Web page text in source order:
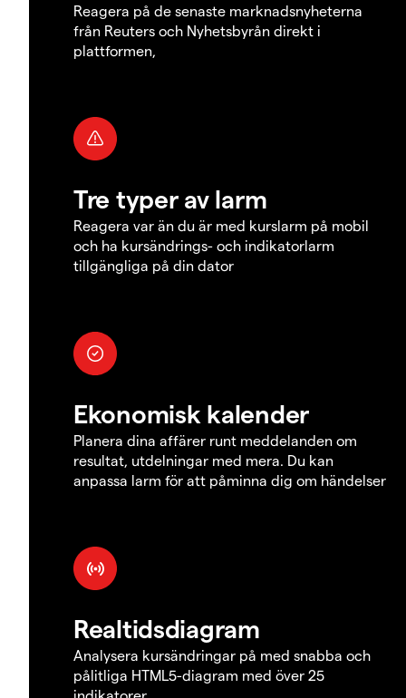
Reagera på de senaste marknadsnyheterna
från Reuters och Nyhetsbyrån direkt i
plattformen,
Tre typer av larm
Reagera var än du är med kurslarm på mobil
och ha kursändrings- och indikatorlarm
tillgängliga på din dator
Ekonomisk kalender
Planera dina affärer runt meddelanden om
resultat, utdelningar med mera. Du kan
anpassa larm för att påminna dig om händelser
Realtidsdiagram
Analysera kursändringar på med snabba och
pålitliga HTML5-diagram med över 25
indikatorer